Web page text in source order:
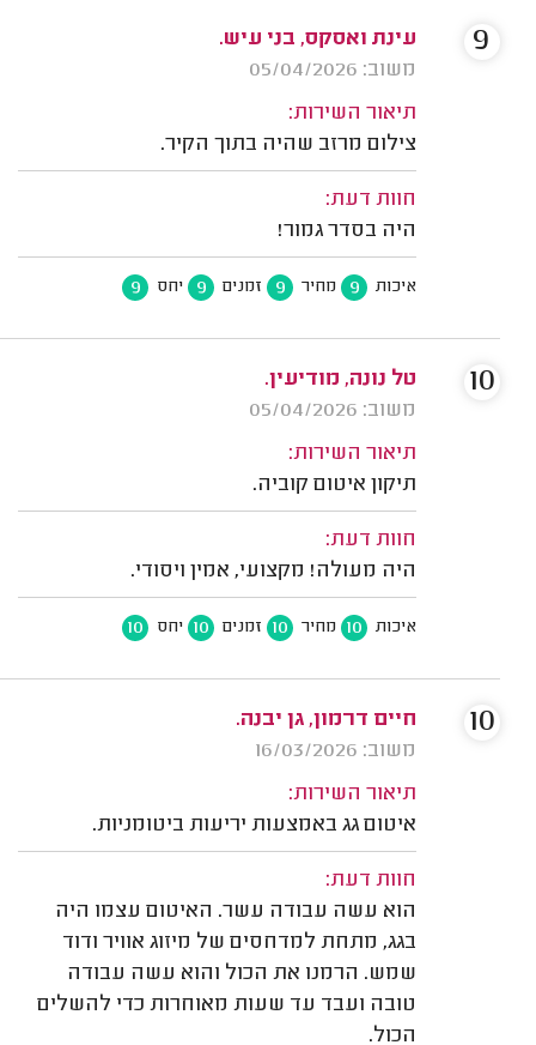
עינת ואסקס, בני עיש.
משוב: 05/04/2026
תיאור השירות:
צילום מרזב שהיה בתוך הקיר.
חוות דעת:
היה בסדר גמור!
איכות 9 מחיר 9 זמנים 9 יחס 9
9
טל נונה, מודיעין.
משוב: 05/04/2026
תיאור השירות:
תיקון איטום קוביה.
חוות דעת:
היה מעולה! מקצועי, אמין ויסודי.
איכות 10 מחיר 10 זמנים 10 יחס 10
10
חיים דרמון, גן יבנה.
משוב: 16/03/2026
תיאור השירות:
איטום גג באמצעות יריעות ביטומניות.
חוות דעת:
הוא עשה עבודה עשר. האיטום עצמו היה
בגג, מתחת למדחסים של מיזוג אוויר ודוד
שמש. הרמנו את הכול והוא עשה עבודה
טובה ועבד עד שעות מאוחרות כדי להשלים
הכול.
10